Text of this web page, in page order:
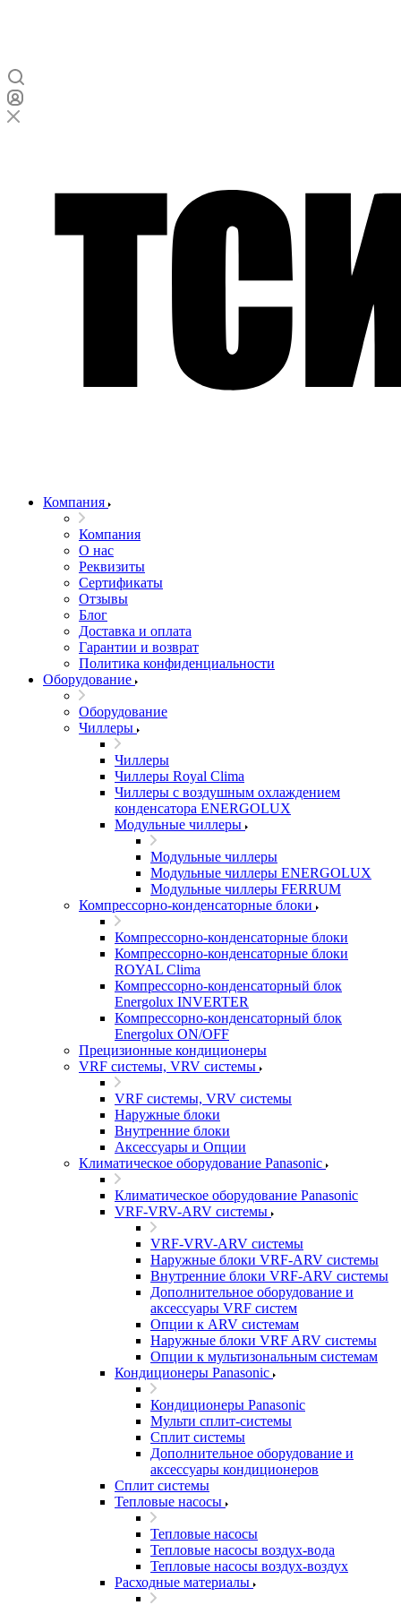
Компания
Компания
О нас
Реквизиты
Сертификаты
Отзывы
Блог
Доставка и оплата
Гарантии и возврат
Политика конфиденциальности
Оборудование
Оборудование
Чиллеры
Чиллеры
Чиллеры Royal Clima
Чиллеры с воздушным охлаждением
конденсатора ENERGOLUX
Модульные чиллеры
Модульные чиллеры
Модульные чиллеры ENERGOLUX
Модульные чиллеры FERRUM
Компрессорно-конденсаторные блоки
Компрессорно-конденсаторные блоки
Компрессорно-конденсаторные блоки
ROYAL Clima
Компрессорно-конденсаторный блок
Energolux INVERTER
Компрессорно-конденсаторный блок
Energolux ON/OFF
Прецизионные кондиционеры
VRF системы, VRV системы
VRF системы, VRV системы
Наружные блоки
Внутренние блоки
Аксессуары и Опции
Климатическое оборудование Panasonic
Климатическое оборудование Panasonic
VRF-VRV-ARV системы
VRF-VRV-ARV системы
Наружные блоки VRF-ARV системы
Внутренние блоки VRF-ARV системы
Дополнительное оборудование и
аксессуары VRF систем
Опции к ARV системам
Наружные блоки VRF ARV системы
Опции к мультизональным системам
Кондиционеры Panasonic
Кондиционеры Panasonic
Мульти сплит-системы
Сплит системы
Дополнительное оборудование и
аксессуары кондиционеров
Сплит системы
Тепловые насосы
Тепловые насосы
Тепловые насосы воздух-вода
Тепловые насосы воздух-воздух
Расходные материалы